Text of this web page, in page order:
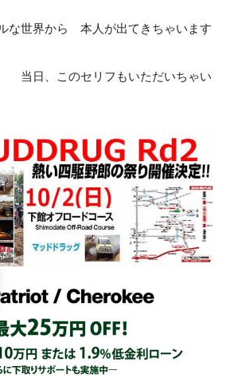
から 本人が出てきちゃいます
リフもいただいちゃい